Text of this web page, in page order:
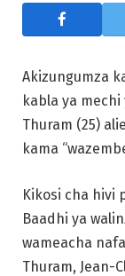
Akizungumza
kabla ya
Thuram (25)
kama
Kikosi cha hivi
Baadhi ya
wameacha
Thuram, Jean-